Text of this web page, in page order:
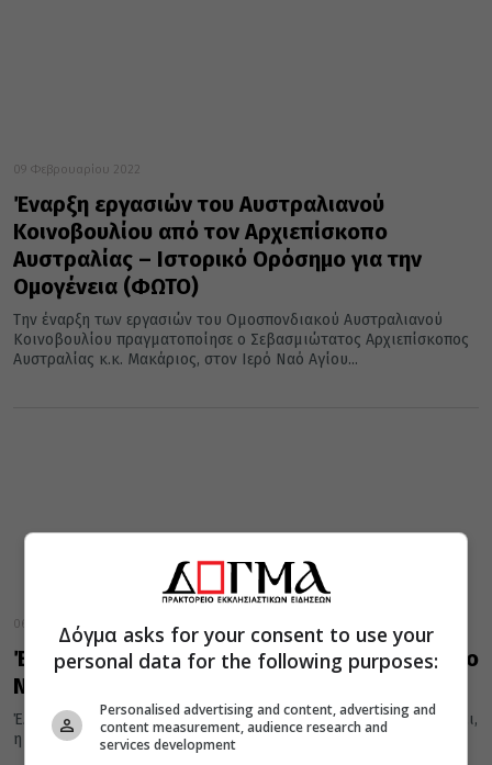
09 Φεβρουαρίου 2022
Έναρξη εργασιών του Αυστραλιανού
Κοινοβουλίου από τον Αρχιεπίσκοπο
Αυστραλίας – Ιστορικό Ορόσημο για την
Ομογένεια (ΦΩΤΟ)
Την έναρξη των εργασιών του Ομοσπονδιακού Αυστραλιανού
Κοινοβουλίου πραγματοποίησε ο Σεβασμιώτατος Αρχιεπίσκοπος
Αυστραλίας κ.κ. Μακάριος, στον Ιερό Ναό Αγίου...
06 Φεβρουαρίου 2022
Έλληνες στη βορειότερη πόλη του κόσμου, το
Νορίλσκ
Έλληνες στο Νορίλσκ, τη βορειότερη πόλη του κόσμου. Ο Σεργκέι,
η Ελένη και η Κασσάνδρα κρατούν τα ηνία της...
Δόγμα asks for your consent to use your
personal data for the following purposes:
Personalised advertising and content, advertising and
content measurement, audience research and
services development